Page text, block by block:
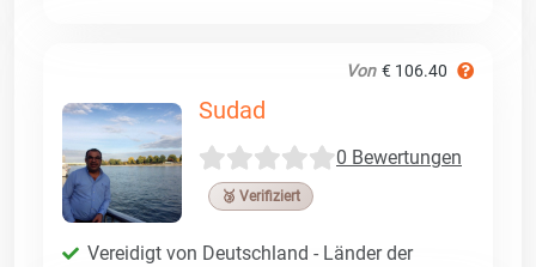
Von € 106.40
Sudad
0 Bewertungen
🥉 Verifiziert
Vereidigt von Deutschland - Länder der